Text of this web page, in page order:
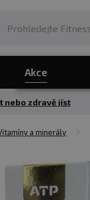
Akce
nebo zdravě jíst
a minerály